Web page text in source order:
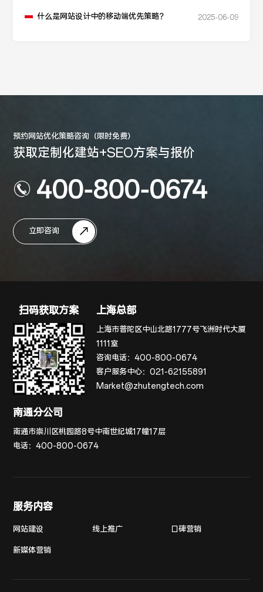
什么是网站设计中的移动端优先策略？ 2025-06-09
预约网站优化策略咨询（限时免费）
获取定制化建站+SEO方案与报价
400-800-0674
立即咨询
扫码获取方案 上海总部
上海市普陀区中山北路1777号飞洲时代大厦
1111室
咨询电话：400-800-0674
客户服务中心：021-62155891
Market@zhutengtech.com
南通分公司
南通市崇川区桃园路8号中南世纪城17幢17层
电话：400-800-0674
服务内容
网站建设 线上推广 口碑营销
新媒体营销